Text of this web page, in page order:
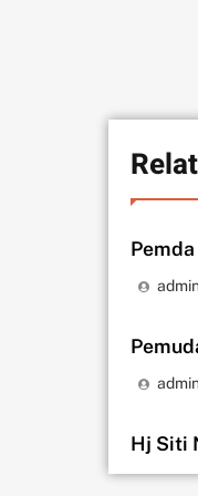
Hj Siti